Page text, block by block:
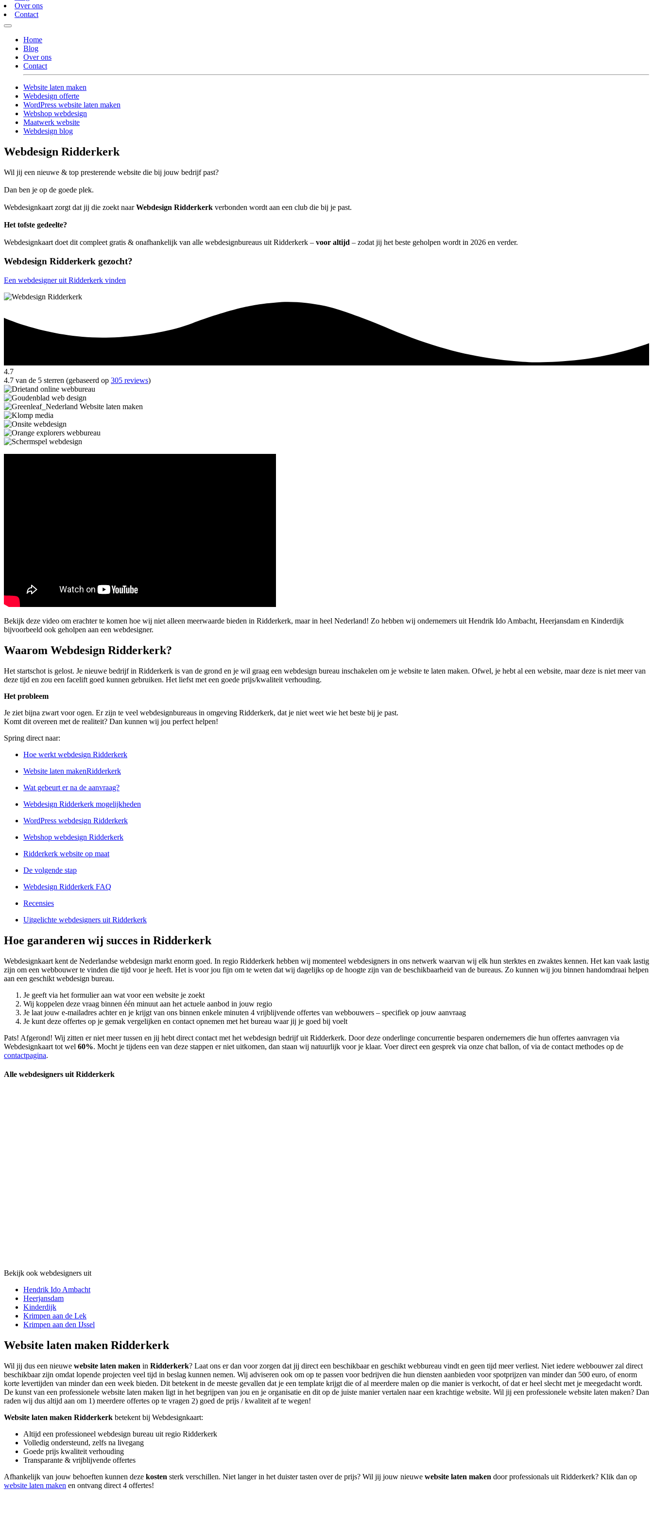
Over ons
Contact
Home
Blog
Over ons
Contact
Website laten maken
Webdesign offerte
WordPress website laten maken
Webshop webdesign
Maatwerk website
Webdesign blog
Webdesign Ridderkerk
Wil jij een nieuwe & top presterende website die bij jouw bedrijf past?
Dan ben je op de goede plek.
Webdesignkaart zorgt dat jij die zoekt naarWebdesign Ridderkerk verbonden wordt aan een club die bij je past.
Het tofste gedeelte?
Webdesignkaart doet dit compleet gratis & onafhankelijk van alle webdesignbureaus uit Ridderkerk – voor altijd – zodat jij het beste geholpen wordt in 2026 en verder.
Webdesign Ridderkerk gezocht?
Een webdesigner uit Ridderkerk vinden
4.7
4.7 van de 5 sterren (gebaseerd op 305 reviews)
Bekijk deze video om erachter te komen hoe wij niet alleen meerwaarde bieden in Ridderkerk, maar in heel Nederland! Zo hebben wij ondernemers uit Hendrik Ido Ambacht, Heerjansdam en Kinderdijk
bijvoorbeeld ook geholpen aan een webdesigner.
Waarom Webdesign Ridderkerk?
Het startschot is gelost. Je nieuwe bedrijf in Ridderkerk is van de grond en je wil graag een webdesign bureau inschakelen om je website te laten maken. Ofwel, je hebt al een website, maar deze is niet meer van
deze tijd en zou een facelift goed kunnen gebruiken. Het liefst met een goede prijs/kwaliteit verhouding.
Het probleem
Je ziet bijna zwart voor ogen. Er zijn te veel webdesignbureaus in omgeving Ridderkerk, dat je niet weet wie het beste bij je past.
Komt dit overeen met de realiteit? Dan kunnen wij jou perfect helpen!
Spring direct naar:
Hoe werkt webdesign Ridderkerk
Website laten makenRidderkerk
Wat gebeurt er na de aanvraag?
Webdesign Ridderkerk mogelijkheden
WordPress webdesign Ridderkerk
Webshop webdesign Ridderkerk
Ridderkerk website op maat
De volgende stap
Webdesign Ridderkerk FAQ
Recensies
Uitgelichte webdesigners uit Ridderkerk
Hoe garanderen wij succes in Ridderkerk
Webdesignkaart kent de Nederlandse webdesign markt enorm goed. In regio Ridderkerk hebben wij momenteel webdesigners in ons netwerk waarvan wij elk hun sterktes en zwaktes kennen. Het kan vaak lastig
zijn om een webbouwer te vinden die tijd voor je heeft. Het is voor jou fijn om te weten dat wij dagelijks op de hoogte zijn van de beschikbaarheid van de bureaus. Zo kunnen wij jou binnen handomdraai helpen
aan een geschikt webdesign bureau.
Je geeft via het formulier aan wat voor een website je zoekt
Wij koppelen deze vraag binnen één minuut aan het actuele aanbod in jouw regio
Je laat jouw e-mailadres achter en je krijgt van ons binnen enkele minuten 4 vrijblijvende offertes van webbouwers – specifiek op jouw aanvraag
Je kunt deze offertes op je gemak vergelijken en contact opnemen met het bureau waar jij je goed bij voelt
Pats! Afgerond! Wij zitten er niet meer tussen en jij hebt direct contact met het webdesign bedrijf uit Ridderkerk. Door deze onderlinge concurrentie besparen ondernemers die hun offertes aanvragen via
Webdesignkaart tot wel 60%. Mocht je tijdens een van deze stappen er niet uitkomen, dan staan wij natuurlijk voor je klaar. Voer direct een gesprek via onze chat ballon, of via de contact methodes op de
contactpagina.
Alle webdesigners uit Ridderkerk
Bekijk ook webdesigners uit
Hendrik Ido Ambacht
Heerjansdam
Kinderdijk
Krimpen aan de Lek
Krimpen aan den IJssel
Website laten maken Ridderkerk
Wil jij dus een nieuwe website laten maken in Ridderkerk? Laat ons er dan voor zorgen dat jij direct een beschikbaar en geschikt webbureau vindt en geen tijd meer verliest. Niet iedere webbouwer zal direct
beschikbaar zijn omdat lopende projecten veel tijd in beslag kunnen nemen. Wij adviseren ook om op te passen voor bedrijven die hun diensten aanbieden voor spotprijzen van minder dan 500 euro, of enorm
korte levertijden van minder dan een week bieden. Dit betekent in de meeste gevallen dat je een template krijgt die of al meerdere malen op die manier is verkocht, of dat er heel slecht met je meegedacht wordt.
De kunst van een professionele website laten maken ligt in het begrijpen van jou en je organisatie en dit op de juiste manier vertalen naar een krachtige website. Wil jij een professionele website laten maken? Dan
raden wij dus altijd aan om 1) meerdere offertes op te vragen 2) goed de prijs / kwaliteit af te wegen!
Website laten maken Ridderkerk betekent bij Webdesignkaart:
Altijd een professioneel webdesign bureau uit regio Ridderkerk
Volledig ondersteund, zelfs na livegang
Goede prijs kwaliteit verhouding
Transparante & vrijblijvende offertes
Afhankelijk van jouw behoeften kunnen deze kosten sterk verschillen. Niet langer in het duister tasten over de prijs? Wil jij jouw nieuwe website laten maken door professionals uit Ridderkerk? Klik dan op
website laten maken en ontvang direct 4 offertes!